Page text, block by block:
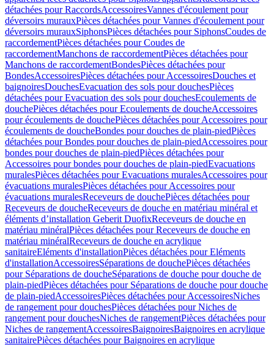
détachées pour RaccordsAccessoiresVannes d'écoulement pour
déversoirs murauxPièces détachées pour Vannes d'écoulement pour
déversoirs murauxSiphonsPièces détachées pour SiphonsCoudes de
raccordementPièces détachées pour Coudes de
raccordementManchons de raccordementPièces détachées pour
Manchons de raccordementBondesPièces détachées pour
BondesAccessoiresPièces détachées pour AccessoiresDouches et
baignoiresDouchesEvacuation des sols pour douchesPièces
détachées pour Evacuation des sols pour douchesEcoulements de
douchePièces détachées pour Ecoulements de doucheAccessoires
pour écoulements de douchePièces détachées pour Accessoires pour
écoulements de doucheBondes pour douches de plain-piedPièces
détachées pour Bondes pour douches de plain-piedAccessoires pour
bondes pour douches de plain-piedPièces détachées pour
Accessoires pour bondes pour douches de plain-piedEvacuations
muralesPièces détachées pour Evacuations muralesAccessoires pour
évacuations muralesPièces détachées pour Accessoires pour
évacuations muralesReceveurs de douchePièces détachées pour
Receveurs de doucheReceveurs de douche en matériau minéral et
éléments d’installation Geberit DuofixReceveurs de douche en
matériau minéralPièces détachées pour Receveurs de douche en
matériau minéralReceveurs de douche en acrylique
sanitaireEléments d'installationPièces détachées pour Eléments
d'installationAccessoiresSéparations de douchePièces détachées
pour Séparations de doucheSéparations de douche pour douche de
plain-piedPièces détachées pour Séparations de douche pour douche
de plain-piedAccessoiresPièces détachées pour AccessoiresNiches
de rangement pour douchesPièces détachées pour Niches de
rangement pour douchesNiches de rangementPièces détachées pour
Niches de rangementAccessoiresBaignoiresBaignoires en acrylique
sanitairePièces détachées pour Baignoires en acrylique